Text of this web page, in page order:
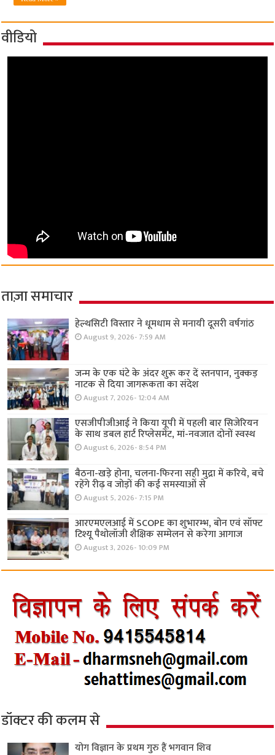
वीडियो
ताज़ा समाचार
हेल्थसिटी विस्तार ने धूमधाम से मनायी दूसरी वर्षगांठ
August 9, 2026- 7:59 AM
जन्म के एक घंटे के अंदर शुरू कर दें स्तनपान, नुक्कड़
नाटक से दिया जागरूकता का संदेश
August 7, 2026- 12:04 AM
एसजीपीजीआई ने किया यूपी में पहली बार सिजेरियन
के साथ डबल हार्ट रिप्लेसमेंट, मां-नवजात दोनों स्वस्थ
August 6, 2026- 8:54 PM
बैठना-खड़े होना, चलना-फिरना सही मुद्रा में करिये, बचे
रहेंगे रीढ़ व जोड़ों की कई समस्याओं से
August 5, 2026- 7:15 PM
आरएमएलआई में SCOPE का शुभारम्भ, बोन एवं सॉफ्ट
टिश्यू पैथोलॉजी शैक्षिक सम्मेलन से करेगा आगाज
August 3, 2026- 10:09 PM
डॉक्टर की कलम से
योग विज्ञान के प्रथम गुरु हैं भगवान शिव